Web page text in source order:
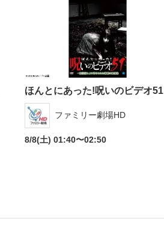
ほんとにあった!呪いのビデオ51
ファミリー劇場HD
8/8(土) 01:40〜02:50